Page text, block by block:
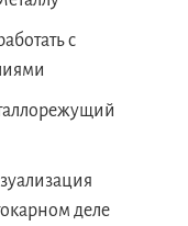
с
деле